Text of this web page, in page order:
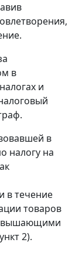
в
и
в
налогу на
в течение
товаров
2).